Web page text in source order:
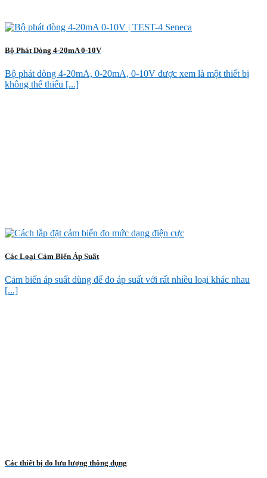
Bộ Phát Dòng 4-20mA 0-10V
Bộ phát dòng 4-20mA, 0-20mA, 0-10V được xem là một thiết bị
không thể thiếu [...]
Các Loại Cảm Biến Áp Suất
Cảm biến áp suất dùng để đo áp suất với rất nhiều loại khác nhau
[...]
Các thiết bị đo lưu lượng thông dụng